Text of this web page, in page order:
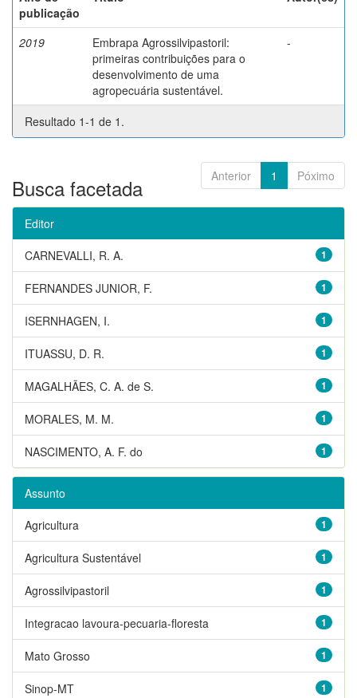
publicação
2019
Embrapa Agrossilvipastoril:
primeiras contribuições para o
desenvolvimento de uma
agropecuária sustentável.
-
Resultado 1-1 de 1.
Anterior 1 Póximo
Busca facetada
Editor
1
CARNEVALLI, R. A.
1
FERNANDES JUNIOR, F.
1
ISERNHAGEN, I.
1
ITUASSU, D. R.
1
MAGALHÃES, C. A. de S.
1
MORALES, M. M.
1
NASCIMENTO, A. F. do
Assunto
1
Agricultura
1
Agricultura Sustentável
1
Agrossilvipastoril
1
Integracao lavoura-pecuaria-floresta
1
Mato Grosso
1
Sinop-MT